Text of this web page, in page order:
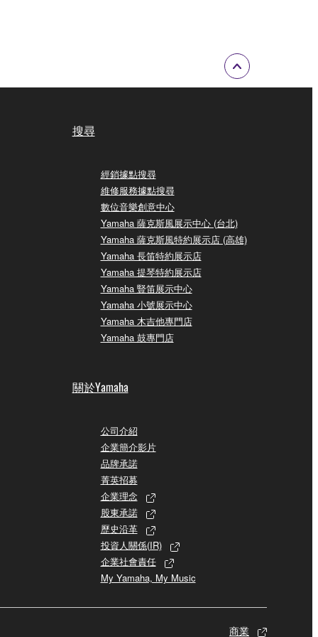
搜尋
經銷據點搜尋
維修服務據點搜尋
數位音樂創意中心
Yamaha 薩克斯風展示中心 (台北)
Yamaha 薩克斯風特約展示店 (高雄)
Yamaha 長笛特約展示店
Yamaha 提琴特約展示店
Yamaha 豎笛展示中心
Yamaha 小號展示中心
Yamaha 木吉他專門店
Yamaha 鼓專門店
關於Yamaha
公司介紹
企業簡介影片
品牌承諾
菁英招募
企業理念
股東承諾
歷史沿革
投資人關係(IR)
企業社會責任
My Yamaha, My Music
商業